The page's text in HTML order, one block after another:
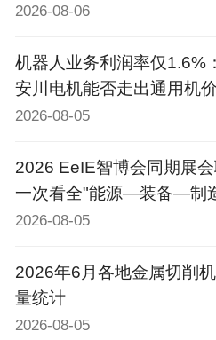
2026-08-06
机器人业务利润率仅1.6%
安川电机能否走出通用机
2026-08-05
2026 EeIE智博会同期展会
一次看全"能源—装备—制
2026-08-05
2026年6月各地金属切削
量统计
2026-08-05